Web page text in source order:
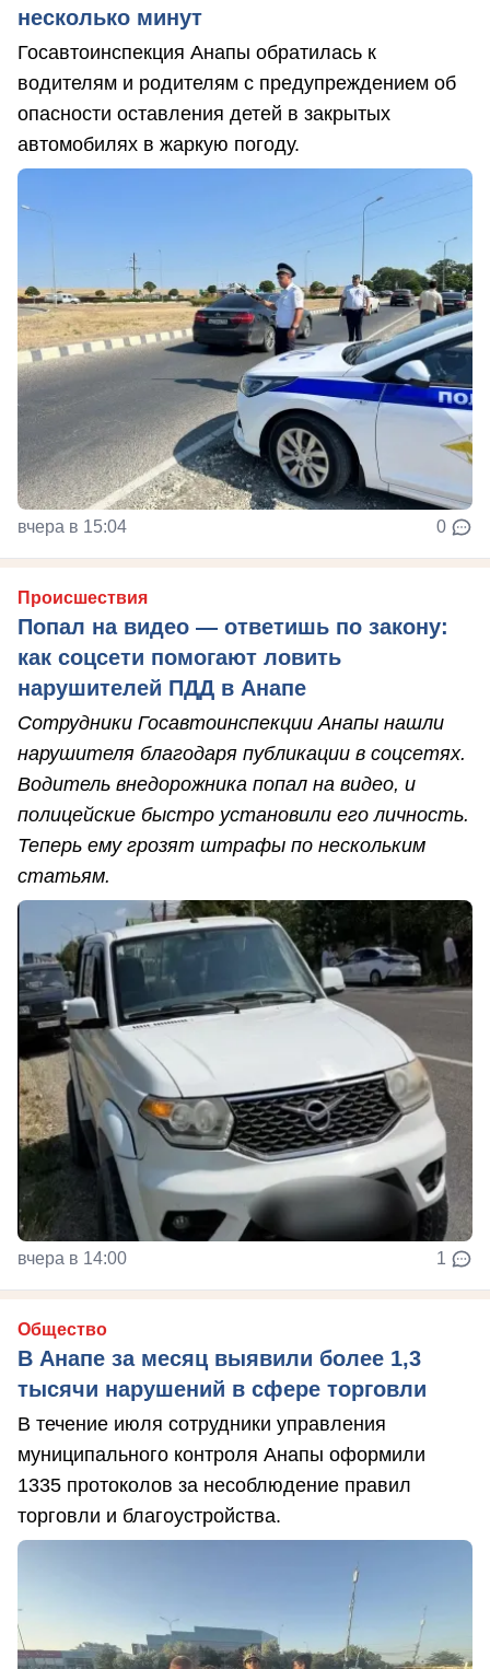
несколько минут
Госавтоинспекция Анапы обратилась к
водителям и родителям с предупреждением об
опасности оставления детей в закрытых
автомобилях в жаркую погоду.
вчера в 15:04 0
Происшествия
Попал на видео — ответишь по закону:
как соцсети помогают ловить
нарушителей ПДД в Анапе
Сотрудники Госавтоинспекции Анапы нашли
нарушителя благодаря публикации в соцсетях.
Водитель внедорожника попал на видео, и
полицейские быстро установили его личность.
Теперь ему грозят штрафы по нескольким
статьям.
вчера в 14:00 1
Общество
В Анапе за месяц выявили более 1,3
тысячи нарушений в сфере торговли
В течение июля сотрудники управления
муниципального контроля Анапы оформили
1335 протоколов за несоблюдение правил
торговли и благоустройства.